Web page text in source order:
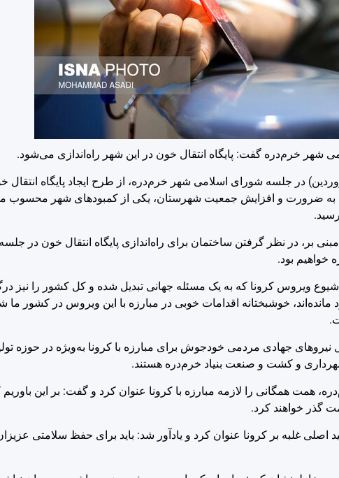
شهر خرم‌دره گفت: پایگاه انتقال خون در این شهر راه‌اندازی می‌شود.
صالحی‌نژاد دیروز (۲ فروردین) در جلسه شورای اسلامی شهر خرم‌دره، از طرح ایجاد
به ضرورت و افزایش جمعیت شهرستان، یکی از کمبودهای شهر محسوب
بر، در نظر گرفتن ساختمان برای راه‌اندازی پایگاه انتقال خون در
خواهیم بود.
شیوع ویروس کرونا که به یک مسئله جهانی تبدیل شده و کل کشور را نیز
مانده‌اند، خوشبختانه اقدامات خوبی در مبارزه با این ویروس در کشور
جهادی مردمی خودجوش برای مبارزه با کرونا به‌ویژه در حوزه
و کشت و صنعت بنیاد خرم‌دره هستند.
همت همگانی را لازمه مبارزه با کرونا عنوان کرد و گفت: بر این
گذر خواهند کرد.
اصلی غلبه بر کرونا عنوان کرد و یادآور شد: باید برای حفظ سلامتی